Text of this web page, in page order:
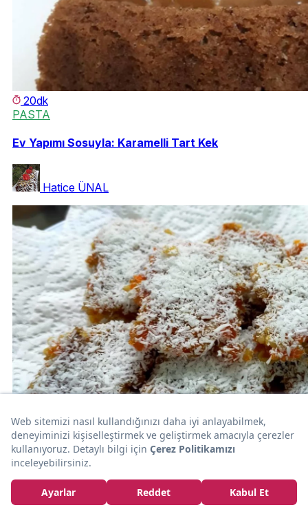
20dk
PASTA
Ev Yapımı Sosuyla: Karamelli Tart Kek
Hatice ÜNAL
10dk
SİZDEN GELENLER